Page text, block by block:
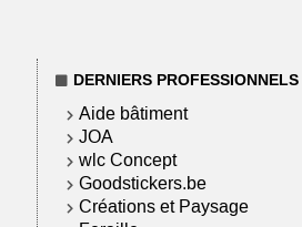
DERNIERS PROFESSIONNELS
Aide bâtiment
JOA
wlc Concept
Goodstickers.be
Créations et Paysage